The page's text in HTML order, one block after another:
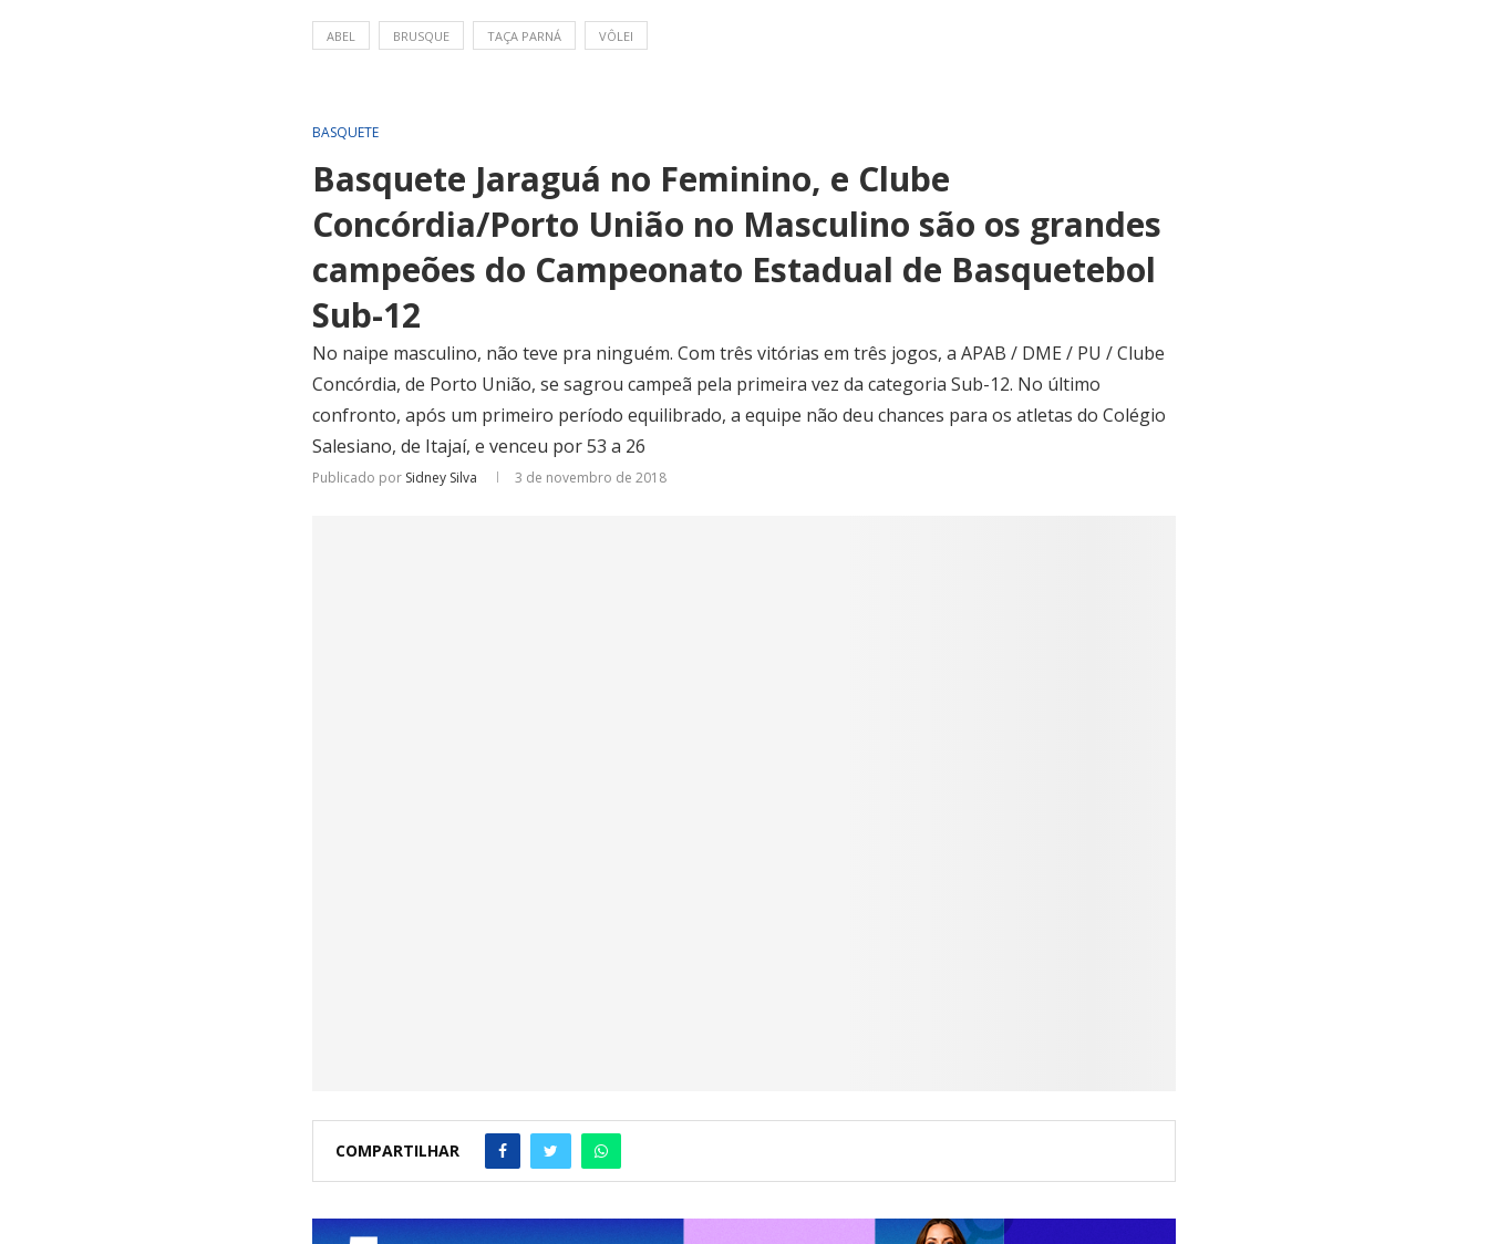
ABEL BRUSQUE TAÇA PARNÁ VÔLEI
BASQUETE
Basquete Jaraguá no Feminino, e Clube
Concórdia/Porto União no Masculino são os grandes
campeões do Campeonato Estadual de Basquetebol
Sub-12
No naipe masculino, não teve pra ninguém. Com três vitórias em três jogos, a APAB / DME / PU / Clube
Concórdia, de Porto União, se sagrou campeã pela primeira vez da categoria Sub-12. No último
confronto, após um primeiro período equilibrado, a equipe não deu chances para os atletas do Colégio
Salesiano, de Itajaí, e venceu por 53 a 26
Publicado por Sidney Silva 3 de novembro de 2018
COMPARTILHAR